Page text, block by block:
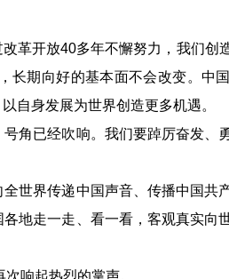
开放40多年不懈努力，我们创
长期向好的基本面不会改变。中
自身发展为世界创造更多机遇。
已经吹响。我们要踔厉奋发、
界传递中国声音、传播中国共
地走一走、看一看，客观真实向
响起热烈的掌声。